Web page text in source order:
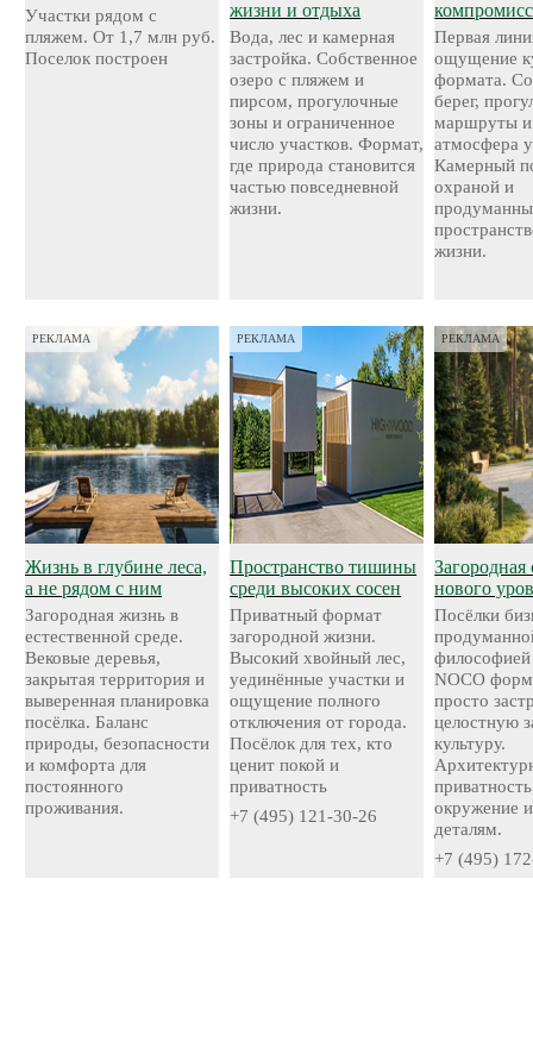
Участки рядом с
пляжем. От 1,7 млн руб.
Поселок построен
жизни и отдыха
Вода, лес и камерная
застройка. Собственное
озеро с пляжем и
пирсом, прогулочные
зоны и ограниченное
число участков. Формат,
где природа становится
частью повседневной
жизни.
Первая
ощущение
формата.
берег,
маршруты и
атмосфера
Камерный
охраной и
жизни.
РЕКЛАМА
Жизнь в глубине леса,
а не рядом с ним
Загородная жизнь в
естественной среде.
Вековые деревья,
закрытая территория и
выверенная планировка
посёлка. Баланс
природы, безопасности
и комфорта для
постоянного
проживания.
РЕКЛАМА
Пространство тишины
среди высоких сосен
Приватный формат
загородной жизни.
Высокий хвойный лес,
уединённые участки и
ощущение полного
отключения от города.
Посёлок для тех, кто
ценит покой и
приватность
+7 (495) 121-30-26
РЕКЛАМА
Загородная
нового
Посёлки
NOCO
просто
целостную
культуру.
окружение
деталям.
+7 (495)